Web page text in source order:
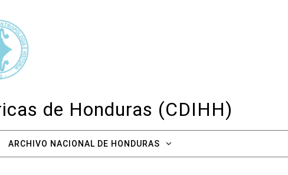
de Honduras (CDIHH)
ARCHIVO NACIONAL DE HONDURAS